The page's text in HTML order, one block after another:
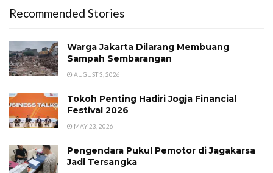
Recommended Stories
Warga Jakarta Dilarang Membuang
Sampah Sembarangan
AUGUST 3, 2026
Tokoh Penting Hadiri Jogja Financial
Festival 2026
MAY 23, 2026
Pengendara Pukul Pemotor di Jagakarsa
Jadi Tersangka